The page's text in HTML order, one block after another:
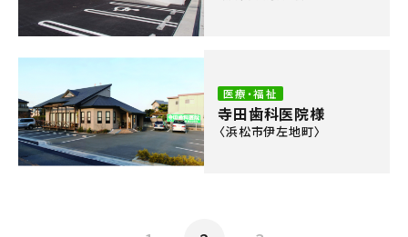
医療・福祉
寺田歯科医院様
〈浜松市伊左地町〉